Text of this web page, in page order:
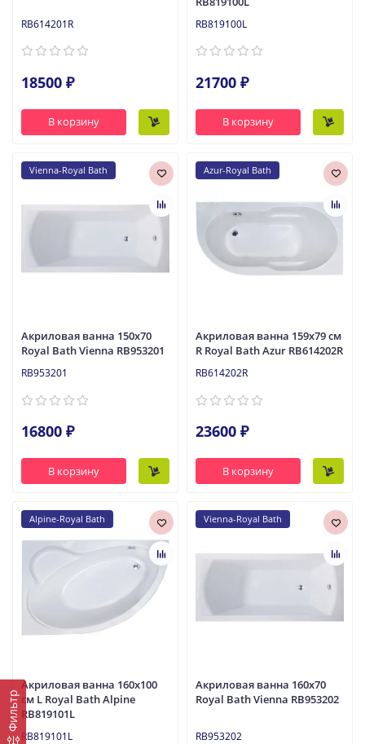
Фильтр
RB614201R
18500 ₽
В корзину
RB819100L
21700 ₽
В корзину
Vienna-Royal Bath
Акриловая ванна 150x70
Royal Bath Vienna RB953201
RB953201
16800 ₽
В корзину
Azur-Royal Bath
Акриловая ванна 159x79 см
R Royal Bath Azur RB614202R
RB614202R
23600 ₽
В корзину
Alpine-Royal Bath
Акриловая ванна 160x100
см L Royal Bath Alpine
RB819101L
RB819101L
Vienna-Royal Bath
Акриловая ванна 160x70
Royal Bath Vienna RB953202
RB953202